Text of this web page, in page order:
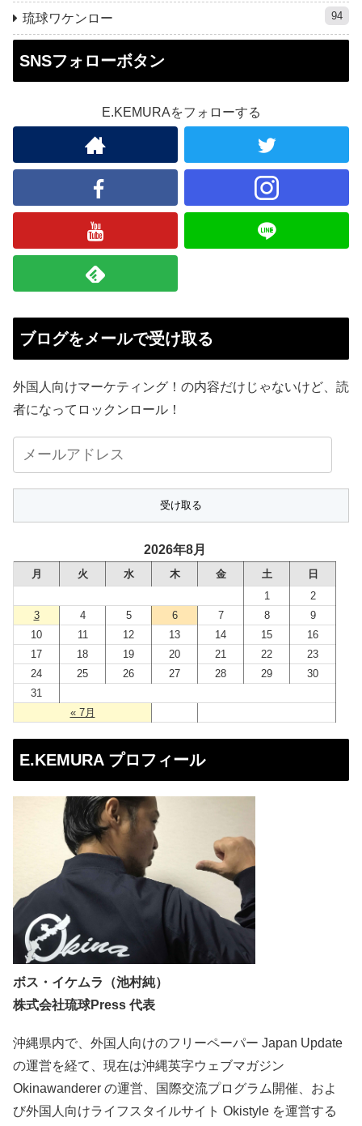
琉球ワケンロー 94
SNSフォローボタン
E.KEMURAをフォローする
ブログをメールで受け取る
外国人向けマーケティング！の内容だけじゃないけど、読
者になってロックンロール！
ー
ル
レ
ス
2026年8月
月 火 水 木 金 土 日
« 7月
1
2
3
4 5 6 7 8
9
10
11 12 13 14 15
16
17
18 19 20 21 22
23
24
25 26 27 28 29
30
31
E.KEMURA プロフィール
ボス・イケムラ（池村純）
株式会社琉球Press 代表
沖縄県内で、外国人向けのフリーペーパー Japan Update
の運営を経て、現在は沖縄英字ウェブマガジン
Okinawanderer の運営、国際交流プログラム開催、およ
び外国人向けライフスタイルサイト Okistyle を運営する